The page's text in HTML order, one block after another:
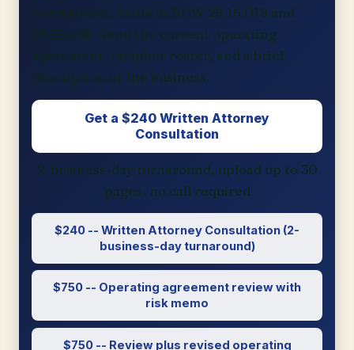
nonwaivable limits in RCW 25.15.018 and
25.15.038. Send the current operating
agreement, member roster, and a brief
description of the business.
Get a $240 Written Attorney
Consultation
2-business-day turnaround, upload up to 30
pages, no call required
$240 -- Written Attorney Consultation (2-
business-day turnaround)
$750 -- Operating agreement review with
risk memo
$750 -- Review plus revised operating